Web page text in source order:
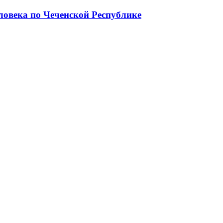
по Чеченской Республике